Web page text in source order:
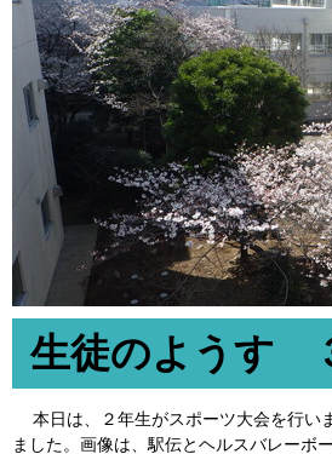
生徒のようす
本日は、２年生がスポーツ大会を行い
ました。画像は、駅伝とヘルスバレーボ